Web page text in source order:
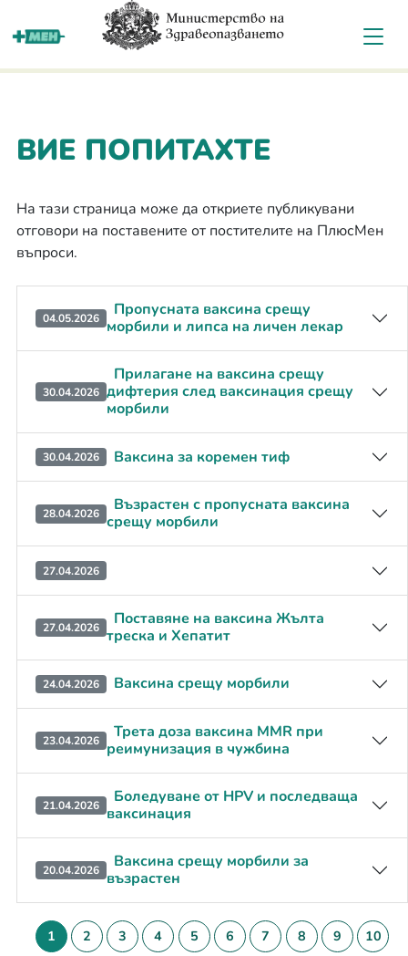
За мен
ВИЕ ПОПИТАХТЕ
На тази страница може да откриете публикувани
отговори на поставените от постителите на ПлюсМен
въпроси.
04.05.2026 Пропусната ваксина срещу
морбили и липса на личен лекар
30.04.2026
Прилагане на ваксина срещу
дифтерия след ваксинация срещу
морбили
30.04.2026 Ваксина за коремен тиф
28.04.2026 Възрастен с пропусната ваксина
срещу морбили
27.04.2026
27.04.2026 Поставяне на ваксина Жълта
треска и Хепатит
24.04.2026 Ваксина срещу морбили
23.04.2026 Трета доза ваксина MMR при
реимунизация в чужбина
21.04.2026 Боледуване от HPV и последваща
ваксинация
20.04.2026 Ваксина срещу морбили за
възрастен
1 2 3 4 5 6 7 8 9 10